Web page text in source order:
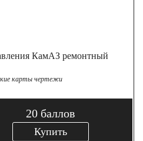
КамАЗ ремонтный
карты чертежи
20 баллов
Купить